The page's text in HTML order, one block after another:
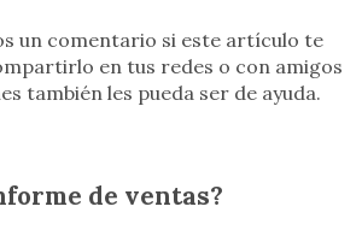
un comentario si este artículo te
en tus redes o con amigos
también les pueda ser de ayuda.
de ventas?